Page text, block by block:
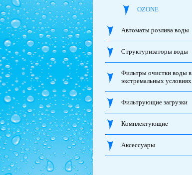
OZONE
Автоматы розлива воды
Структуризаторы воды
Фильтры очистки воды в
экстремальных условиях
Фильтрующие загрузки
Комплектующие
Аксессуары